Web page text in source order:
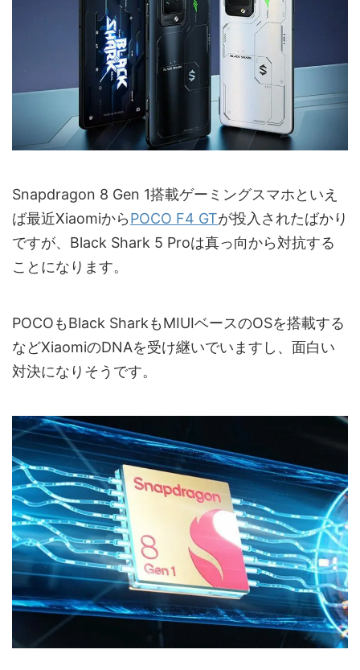
Snapdragon 8 Gen 1搭載ゲーミングスマホといえ
ば最近XiaomiからPOCO F4 GTが投入されたばかり
ですが、Black Shark 5 Proは真っ向から対抗する
ことになります。
POCOもBlack SharkもMIUIベースのOSを搭載する
などXiaomiのDNAを受け継いでいますし、面白い
対決になりそうです。